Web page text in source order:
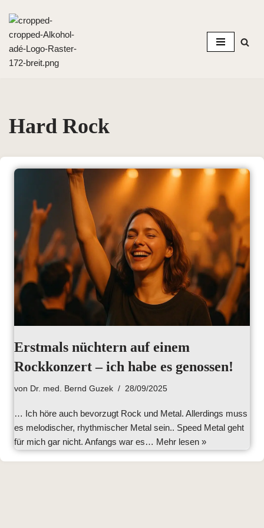
Zum
Inhalt
springen
Hard Rock
Erstmals nüchtern auf einem
Rockkonzert – ich habe es genossen!
von Dr. med. Bernd Guzek 28/09/2025
… Ich höre auch bevorzugt Rock und Metal. Allerdings muss
es melodischer, rhythmischer Metal sein.. Speed Metal geht
für mich gar nicht. Anfangs war es… Mehr lesen »